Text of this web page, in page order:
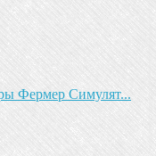
Фермер Симулят...